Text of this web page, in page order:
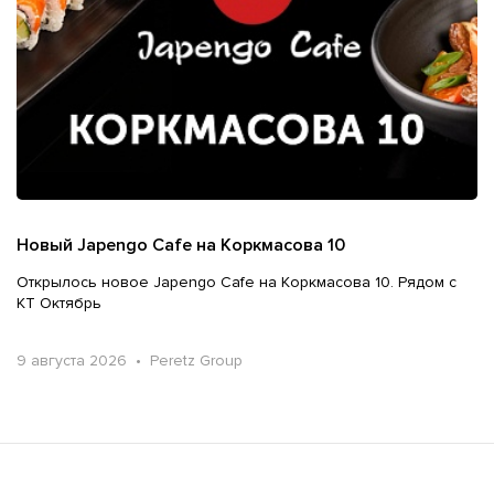
Новый Japengo Cafe на Коркмасова 10
Открылось новое Japengo Cafe на Коркмасова 10. Рядом с
КТ Октябрь
9 августа 2026 • Peretz Group